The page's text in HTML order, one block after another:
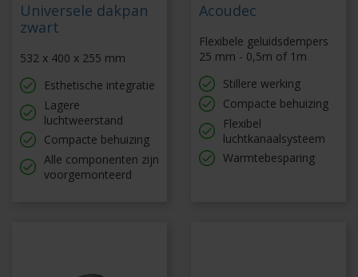
Universele dakpan
zwart
532 x 400 x 255 mm
Esthetische integratie
Lagere
luchtweerstand
Compacte behuizing
Alle componenten zijn
voorgemonteerd
Acoudec
Flexibele geluidsdempers
25 mm - 0,5m of 1m
Stillere werking
Compacte behuizing
Flexibel
luchtkanaalsysteem
Warmtebesparing